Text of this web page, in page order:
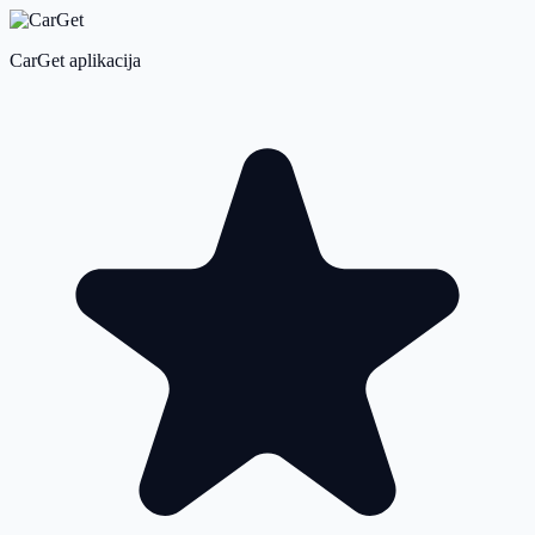
CarGet aplikacija